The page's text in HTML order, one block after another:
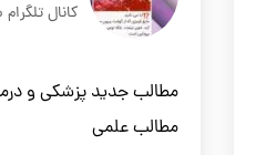
کانال
مطالب جدید پزشکی و
مطالب علمی